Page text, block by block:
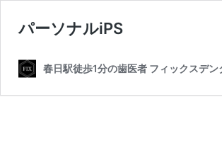
パーソナルiPS
春日駅徒歩1分の歯医者 フィックスデン